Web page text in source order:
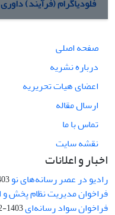
صفحه اصلی
درباره نشریه
اعضای هیات تحریریه
ارسال مقاله
تماس با ما
نقشه سایت
اخبار و اعلانات
رادیو در عصر رسانه‌های نو01
فراخوان مدیریت نظام پخش و
فراخوان سواد رسانه‌ای1403-02-01